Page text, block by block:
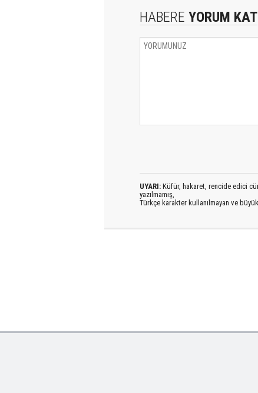
HABERE YORUM KAT
UYARI: Küfür, hakaret, rencide edici
yazılmamış,
Türkçe karakter kullanılmayan ve